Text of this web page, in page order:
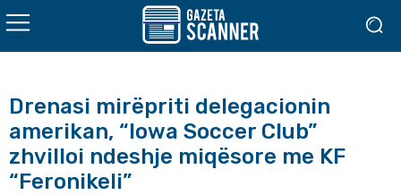
Drenasi mirëpriti delegacionin
amerikan, “Iowa Soccer Club”
zhvilloi ndeshje miqësore me KF
“Feronikeli”